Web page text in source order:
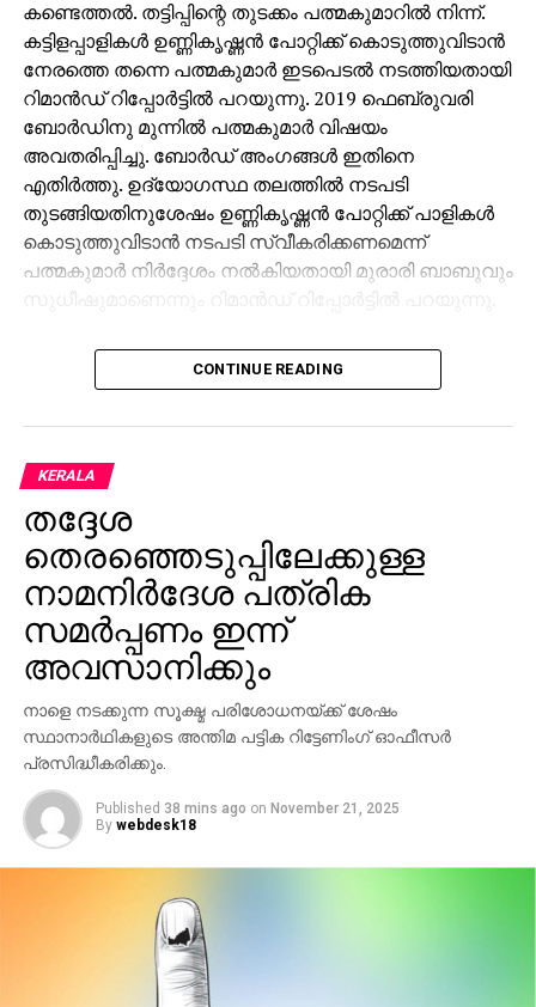
കണ്ടെത്തല്‍. തട്ടിപ്പിന്റെ തുടക്കം പത്മകുമാറില്‍ നിന്ന്.
കട്ടിളപ്പാളികള്‍ ഉണ്ണികൃഷ്ണന്‍ പോറ്റിക്ക് കൊടുത്തുവിടാന്‍
നേരത്തെ തന്നെ പത്മകുമാര്‍ ഇടപെടല്‍ നടത്തിയതായി
റിമാന്‍ഡ് റിപ്പോര്‍ട്ടില്‍ പറയുന്നു. 2019 ഫെബ്രുവരി
ബോര്‍ഡിനു മുന്നില്‍ പത്മകുമാര്‍ വിഷയം
അവതരിപ്പിച്ചു. ബോര്‍ഡ് അംഗങ്ങള്‍ ഇതിനെ
എതിര്‍ത്തു. ഉദ്യോഗസ്ഥ തലത്തില്‍ നടപടി
തുടങ്ങിയതിനുശേഷം ഉണ്ണികൃഷ്ണന്‍ പോറ്റിക്ക് പാളികള്‍
കൊടുത്തുവിടാന്‍ നടപടി സ്വീകരിക്കണമെന്ന്
പത്മകുമാര്‍ നിര്‍ദ്ദേശം നല്‍കിയതായി മുരാരി ബാബുവും
അതേസമയം, എന്‍.വാസുവിന്റെ മൊഴിയും
പത്മകുമാറിനു കുരുക്കായി. പത്മകുമാറും ഉണ്ണികൃഷ്ണന്‍
താല്പര്യമെടുത്തെന്നും ദേവസ്വം മുന്‍ കമ്മീഷണറും
ബോര്‍ഡ് പ്രസിഡന്റുമായിരുന്ന എന്‍.വാസു മൊഴി
നല്‍കിയിട്ടുണ്ട്. നടപടി വേഗത്തിലാക്കാന്‍ പത്മകുമാര്‍
നിര്‍ദ്ദേശം നല്‍കിയെന്നും വാസുവിന്റെ മൊഴിയിലുണ്ട്.
തിരുവനന്തപുരത്തെ രഹസ്യ കേന്ദ്രത്തില്‍ വെച്ച്
മണിക്കൂറുകള്‍ നീണ്ട ചോദ്യം ചെയ്യലിന്
പിന്നാലെയായിരുന്നു 2019ല്‍ ദേവസ്വം ബോര്‍ഡ്
പ്രസിഡന്റായിരുന്ന എ.പത്മകുമാറിനെ എസ്‌ഐടി
അറസ്റ്റ് ചെയ്തത്. സ്വര്‍ണക്കൊള്ളയിലെ ആറാമത്തെ
അറസ്റ്റാണിത്. സിപിഎം പത്തനംതിട്ട ജില്ലാ കമ്മിറ്റി
അംഗമാണ് പത്മകുമാര്‍.
CONTINUE READING
KERALA
തദ്ദേശ
തെരഞ്ഞെടുപ്പിലേക്കുള്ള
നാമനിര്‍ദേശ പത്രിക
സമര്‍പ്പണം ഇന്ന്
അവസാനിക്കും
നാളെ നടക്കുന്ന സൂക്ഷ്മ പരിശോധനയ്ക്ക് ശേഷം
സ്ഥാനാര്‍ഥികളുടെ അന്തിമ പട്ടിക റിട്ടേണിംഗ് ഓഫീസര്‍
പ്രസിദ്ധീകരിക്കും.
Published 38 mins ago on November 21, 2025
By webdesk18